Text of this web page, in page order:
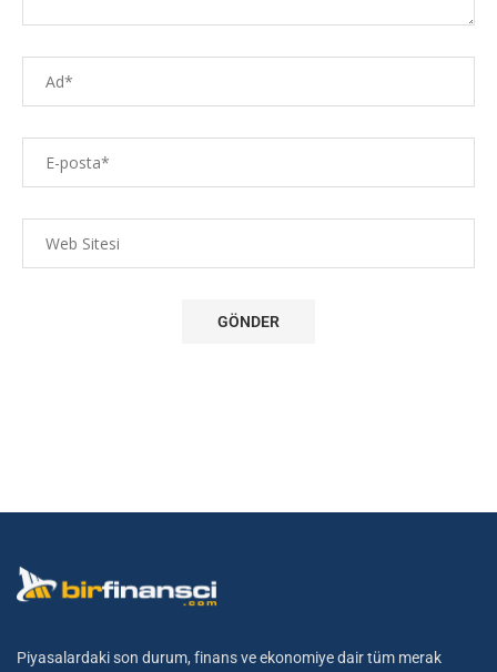
Piyasalardaki son durum, finans ve ekonomiye dair tüm merak